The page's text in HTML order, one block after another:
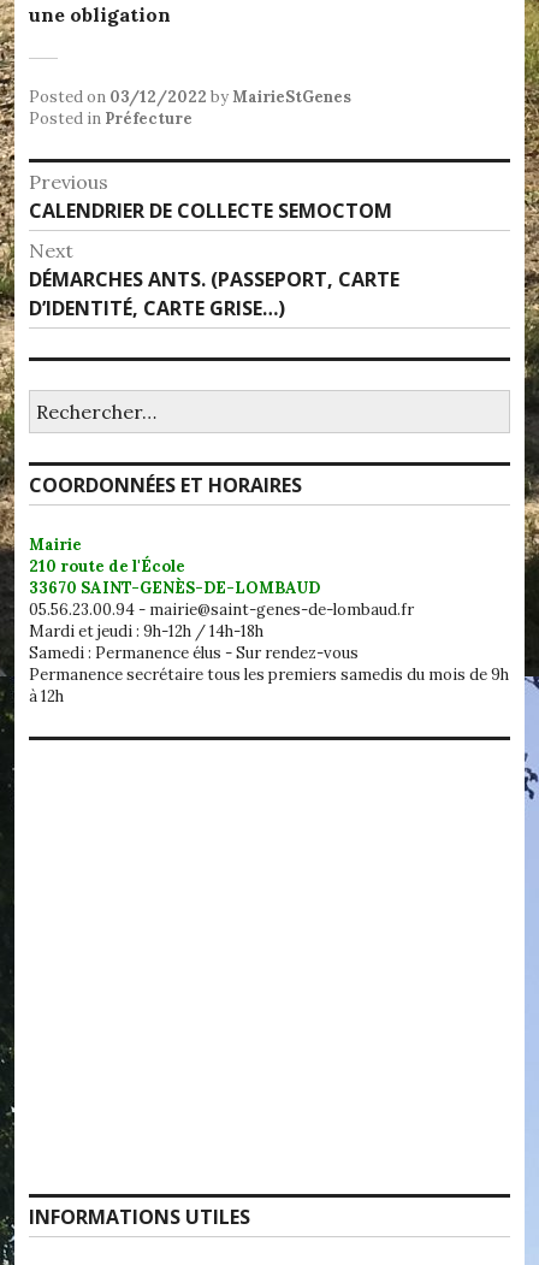
une obligation
Posted on 03/12/2022 byMairieStGenes
Posted in Préfecture
Navigation
de
l’article
Previous
Previous
post:
CALENDRIER DE COLLECTE SEMOCTOM
Next
Next
post:
DÉMARCHES ANTS. (PASSEPORT, CARTE
D’IDENTITÉ, CARTE GRISE…)
COORDONNÉES ET HORAIRES
Mairie
210 route de l'École
33670 SAINT-GENÈS-DE-LOMBAUD
05.56.23.00.94 - mairie@saint-genes-de-lombaud.fr
Mardi et jeudi : 9h-12h / 14h-18h
Samedi : Permanence élus - Sur rendez-vous
Permanence secrétaire tous les premiers samedis du mois de 9h
à 12h
INFORMATIONS UTILES